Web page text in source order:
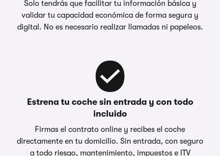
Solo tendrás que facilitar tu información básica y
validar tu capacidad económica de forma segura y
digital. No es necesario realizar llamadas ni papeleos.
Estrena tu coche sin entrada y con todo
incluido
Firmas el contrato online y recibes el coche
directamente en tu domicilio. Sin entrada, con seguro
a todo riesgo, mantenimiento, impuestos e ITV